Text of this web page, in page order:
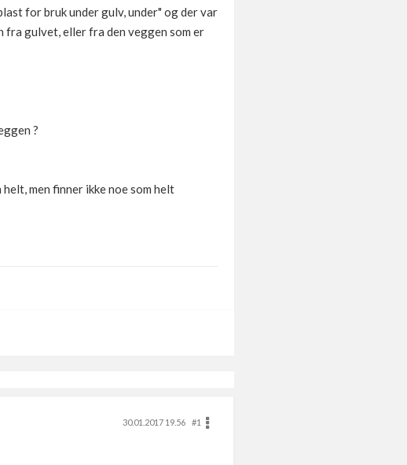
for bruk under gulv, under" og der var
gulvet, eller fra den veggen som er
?
men finner ikke noe som helt
30.01.2017 19.56
#1